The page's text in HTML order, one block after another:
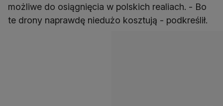
możliwe do osiągnięcia w polskich realiach. - Bo
te drony naprawdę niedużo kosztują - podkreślił.